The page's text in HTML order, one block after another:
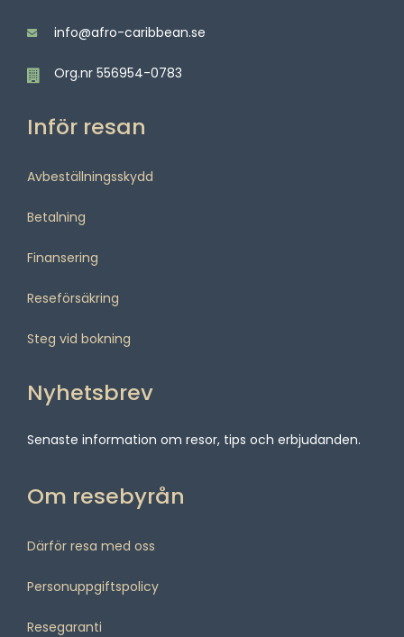
info@afro-caribbean.se
Org.nr 556954-0783
Inför resan
Avbeställningsskydd
Betalning
Finansering
Reseförsäkring
Steg vid bokning
Nyhetsbrev
Senaste information om resor, tips och erbjudanden.
Om resebyrån
Därför resa med oss
Personuppgiftspolicy
Resegaranti